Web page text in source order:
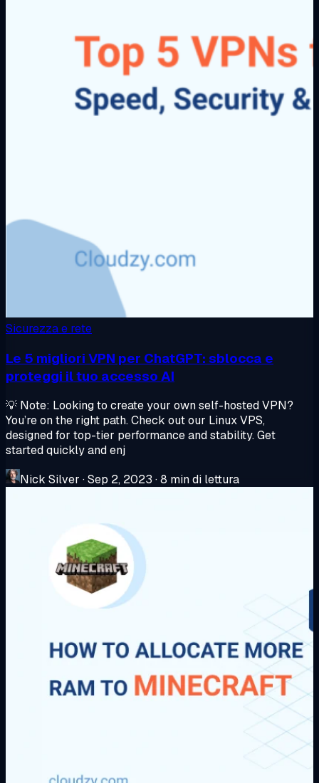
Sicurezza e rete
Le 5 migliori VPN per ChatGPT: sblocca e
proteggi il tuo accesso AI
💡 Note: Looking to create your own self-hosted VPN?
You’re on the right path. Check out our Linux VPS,
designed for top-tier performance and stability. Get
started quickly and enj
Nick Silver ·Sep 2, 2023 ·8 min di lettura